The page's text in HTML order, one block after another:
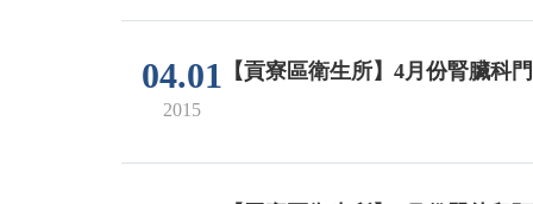
04.01
2015
【貢寮區衛生所】4月份腎臟科